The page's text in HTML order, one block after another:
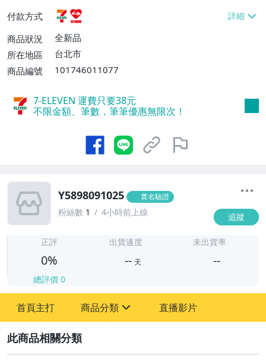
貨付款【免運費】
付款方式
商品狀況
全新品
所在地區
台北市
商品編號
101746011077
7-ELEVEN 運費只要38元
不限金額、筆數，筆筆優惠無限次！
Y5898091025 實名驗證
粉絲數 1 4小時前上線 追蹤
正評
0%
總評價 0
出貨速度
-- 天
未出貨率
--
首頁主打 商品分類 直播影片